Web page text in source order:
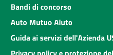
Bandi di concorso
Auto Mutuo Aiuto
Guida ai servizi dell'Azienda